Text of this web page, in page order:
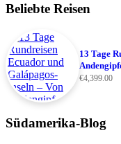
Beliebte Reisen
13 Tage
€4,399.00
Südamerika-Blog